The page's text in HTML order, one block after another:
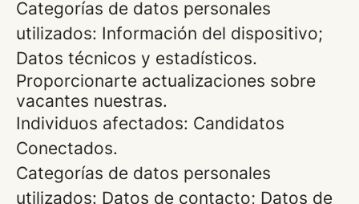
Categorías de datos personales
utilizados: Información del dispositivo;
Datos técnicos y estadísticos.
Proporcionarte actualizaciones sobre
vacantes nuestras.
Individuos afectados: Candidatos
Conectados.
Categorías de datos personales
utilizados: Datos de contacto; Datos de